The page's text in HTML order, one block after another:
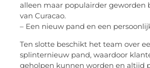
alleen maar populairder geworden
van Curacao.
– Een nieuw pand en een
Ten slotte beschikt het team over
splinternieuw pand, waardoor
geholpen kunnen worden en altijd